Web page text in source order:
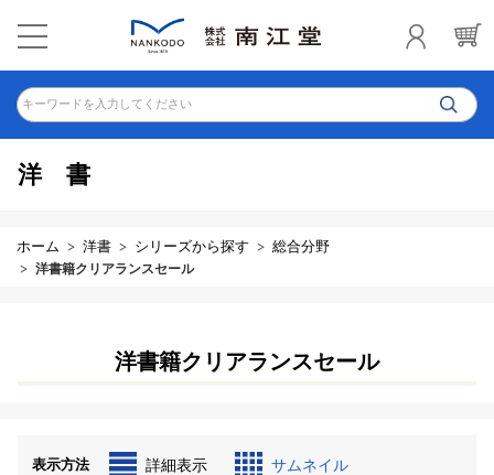
キーワードを入力してください
洋書
ホーム 洋書 シリーズから探す 総合分野
洋書籍クリアランスセール
洋書籍クリアランスセール
表示方法 詳細表示 サムネイル